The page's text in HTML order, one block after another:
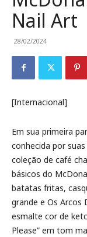
Nail Art
28/02/2024
[Internacional]
Em sua primeira
conhecida por
coleção de café
básicos do
batatas fritas,
grande e Os Arcos
esmalte cor de
Please” em tom